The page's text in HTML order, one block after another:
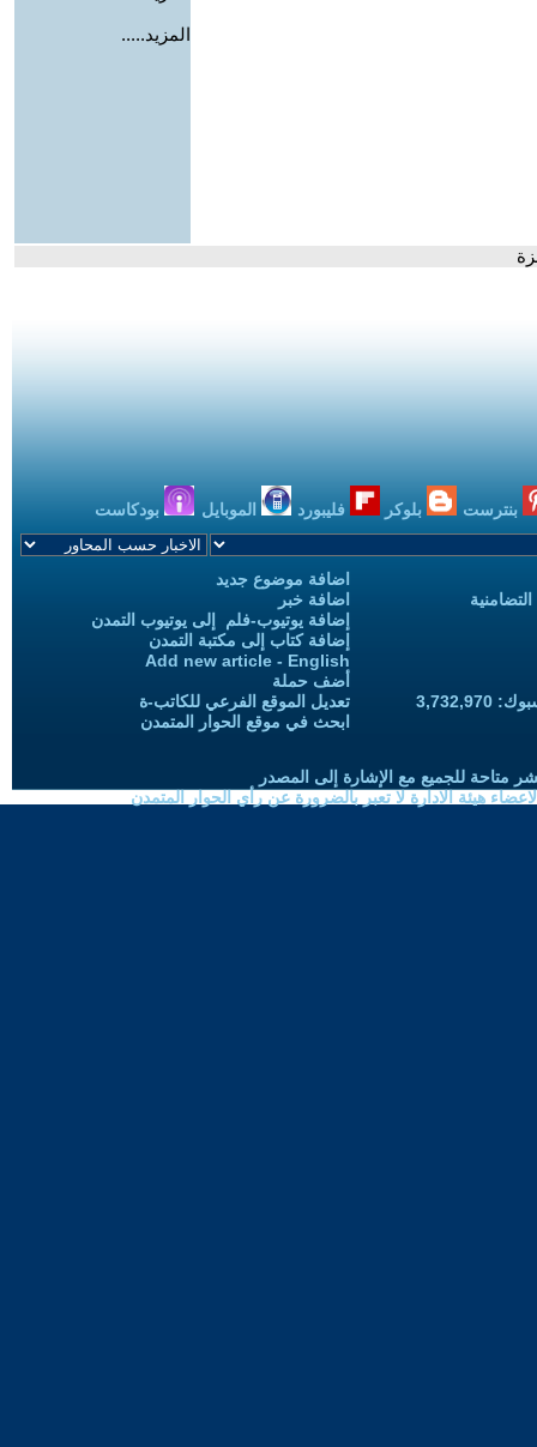
المزيد.....
بنترست بلوكر فليبورد الموبايل بودكاست
اضافة موضوع جديد
اضافة خبر
إضافة يوتيوب-فلم إلى يوتيوب التمدن
إضافة كتاب إلى مكتبة التمدن
Add new article - English
أضف حملة
تعديل الموقع الفرعي للكاتب-ة
ابحث في موقع الحوار المتمدن
متاحة للجميع مع الإشارة إلى المصدر
هيئة الادارة لا تعبر بالضرورة عن رأي الحوار المتمدن